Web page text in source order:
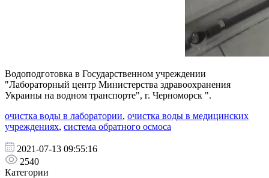
Водоподготовка в Государственном учреждении
"Лабораторный центр Министерства здравоохранения
Украины на водном транспорте", г. Черноморск ".
очистка воды в лаборатории, очистка воды в медицинских
учреждениях, система обратного осмоса
2021-07-13 09:55:16
2540
Категории